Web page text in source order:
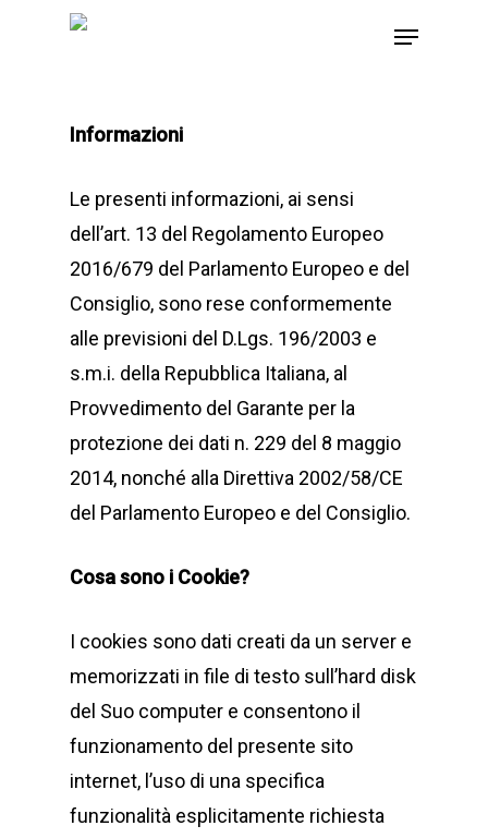
Menu
Informazioni
Le presenti informazioni, ai sensi
dell’art. 13 del Regolamento Europeo
2016/679 del Parlamento Europeo e del
Consiglio, sono rese conformemente
alle previsioni del D.Lgs. 196/2003 e
s.m.i. della Repubblica Italiana, al
Provvedimento del Garante per la
protezione dei dati n. 229 del 8 maggio
2014, nonché alla Direttiva 2002/58/CE
del Parlamento Europeo e del Consiglio.
Cosa sono i Cookie?
I cookies sono dati creati da un server e
memorizzati in file di testo sull’hard disk
del Suo computer e consentono il
funzionamento del presente sito
internet, l’uso di una specifica
funzionalità esplicitamente richiesta